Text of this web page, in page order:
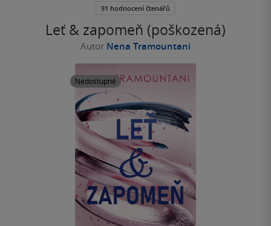
Leť & zapomeň (poškozená)
Autor Nena Tramountani
Nedostupné
5
91 hodnocení čtenářů